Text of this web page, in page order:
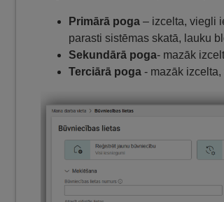
Primārā poga – izcelta, viegli
parasti sistēmas skatā, lauku
Sekundārā poga- mazāk
Terciārā poga - mazāk